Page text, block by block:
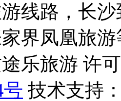
线路，长
界凤凰旅
乐旅游 许
号 技术支持